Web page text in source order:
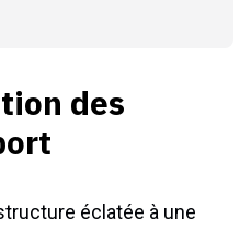
des
éclatée à une